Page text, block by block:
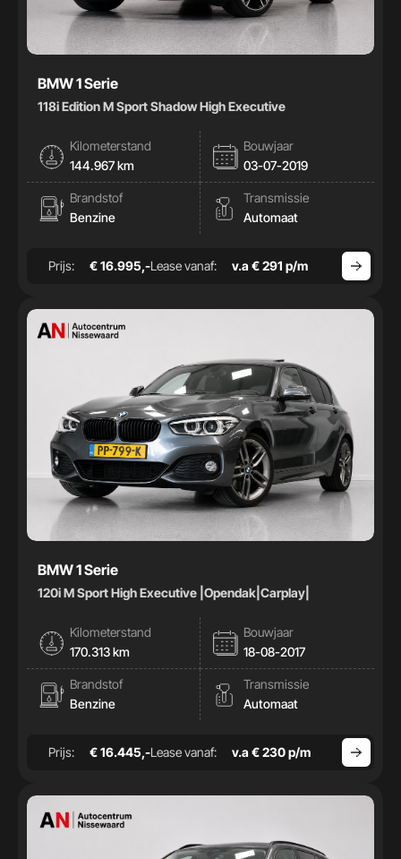
BMW 1 Serie
118i Edition M Sport Shadow High Executive
Kilometerstand
144.967 km
Bouwjaar
03-07-2019
Brandstof
Benzine
Transmissie
Automaat
Prijs: € 16.995,-Lease vanaf: v.a € 291 p/m
BMW 1 Serie
120i M Sport High Executive |Opendak|Carplay|
Kilometerstand
170.313 km
Bouwjaar
18-08-2017
Brandstof
Benzine
Transmissie
Automaat
Prijs: € 16.445,-Lease vanaf: v.a € 230 p/m